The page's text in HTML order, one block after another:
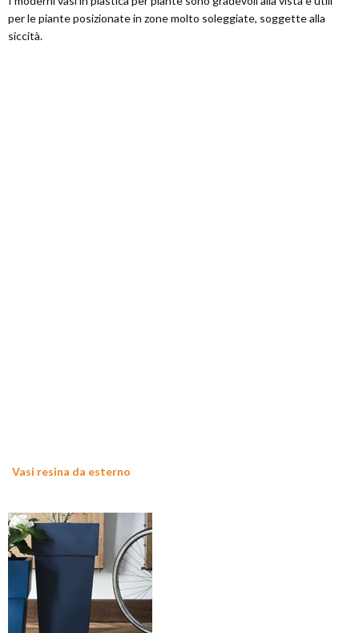
per le piante posizionate in zone molto soleggiate, soggette alla
siccità.
Vasi resina da esterno